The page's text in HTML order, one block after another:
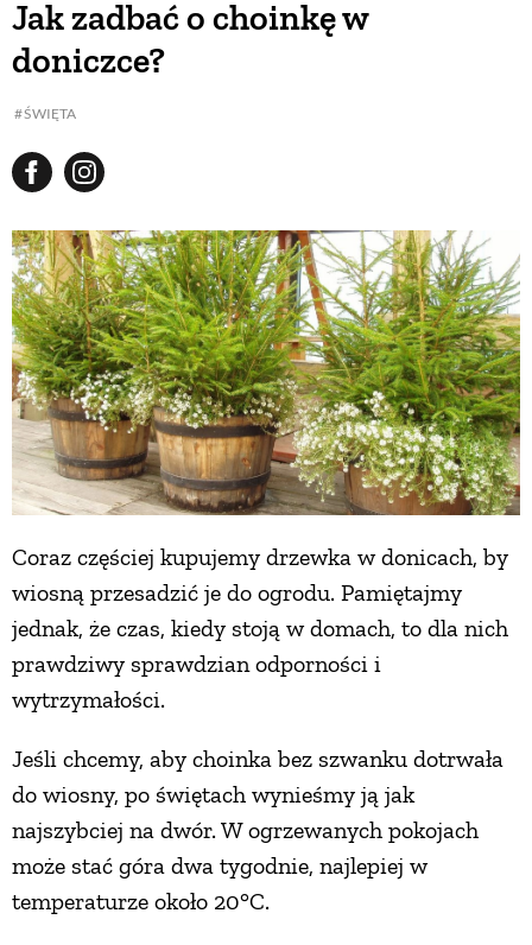
Jak zadbać o choinkę w
doniczce?
ŚWIĘTA
Coraz częściej kupujemy drzewka w donicach, by
wiosną przesadzić je do ogrodu. Pamiętajmy
jednak, że czas, kiedy stoją w domach, to dla nich
prawdziwy sprawdzian odporności i
wytrzymałości.
Jeśli chcemy, aby choinka bez szwanku dotrwała
do wiosny, po świętach wynieśmy ją jak
najszybciej na dwór. W ogrzewanych pokojach
może stać góra dwa tygodnie, najlepiej w
temperaturze około 20°C.
ROŚLINY OGRODOWE
PORADY
ZIELEŃ W DOMU
PROJEKTOWANIE OGRODU
NATURALNIE
URODA
NATURALNA APTECZKA
DLA DOMU
EKO ŻYCIE